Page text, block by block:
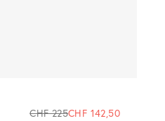
CHF 225CHF 142,50